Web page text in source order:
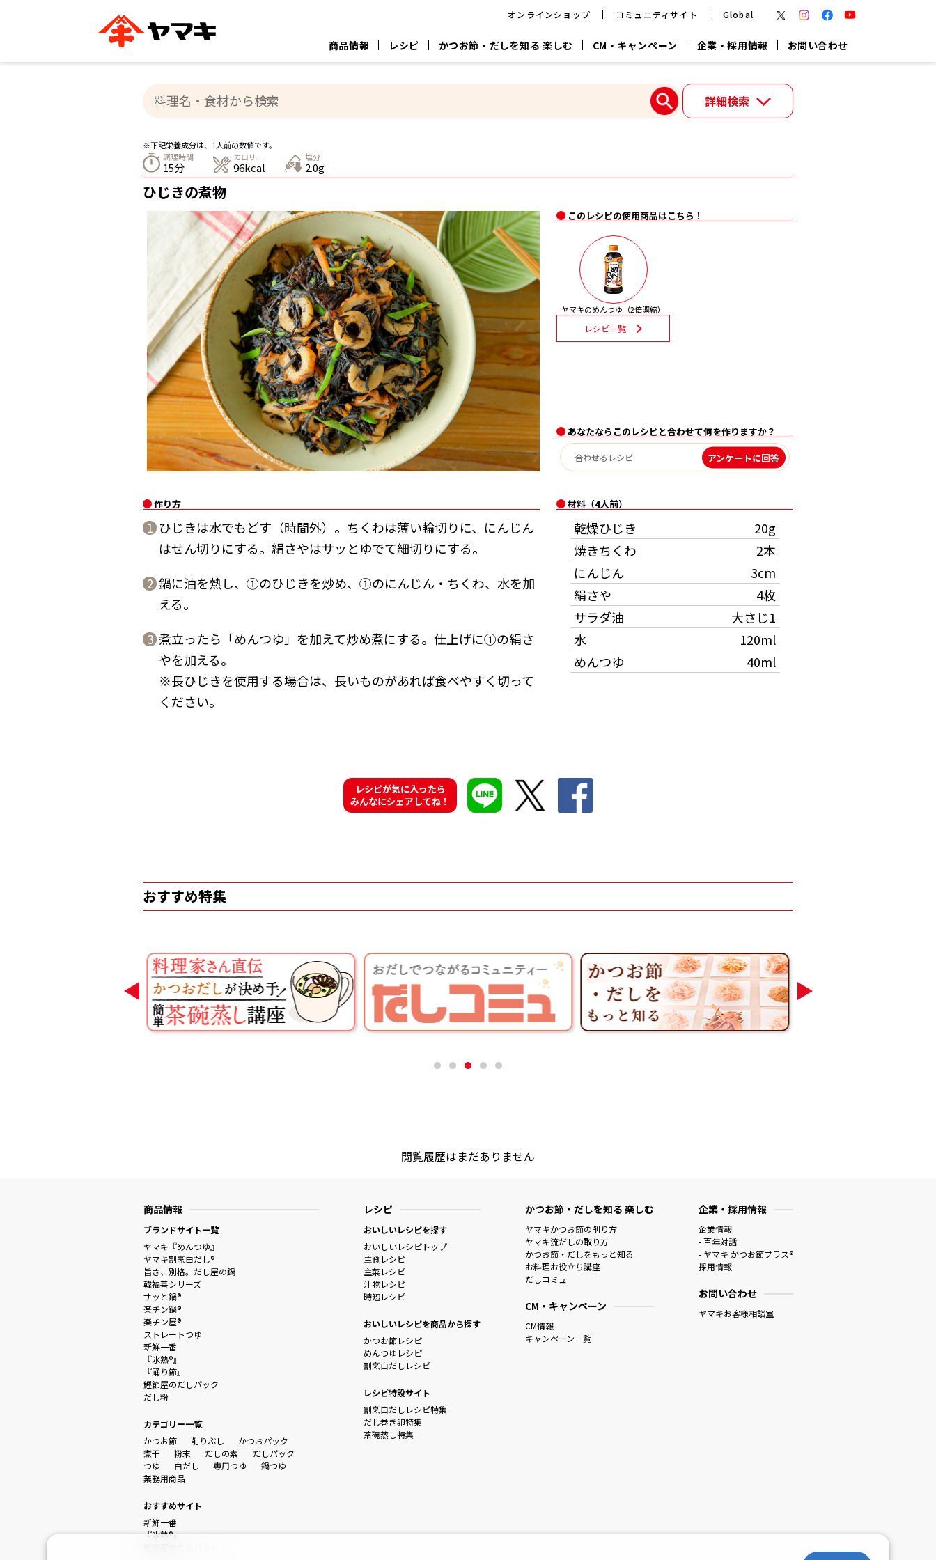
オンラインショップ コミュニティサイト Global
商品情報 レシピ かつお節・だしを知る 楽しむ CM・キャンペーン 企業・採用情報 お問い合わせ
ヤマキ
ヤマキ
楽チン鍋® 楽チン屋®
ストレート
つゆ
新鮮一番
カテゴリー別
削りぶし かつおパック 煮干 粉末 だしの素 だしパック 白だし
おいしいレシピTOP
汁物レシピ
レシピ特設サイト
ヤマキかつお節の削り方 ヤマキ流だしの取り方
企業情報
ジョブリターン制
詳細検索
※下記栄養成分は、1人前の数値です。
調理時間
15分
カロリー
96kcal
塩分
2.0g
ひじきの煮物
このレシピの使用商品はこちら！
ヤマキのめんつゆ（2倍濃縮）
レシピ一覧
あなたならこのレシピと合わせて何を作りますか？
アンケートに回答
作り方
1 ひじきは水でもどす（時間外）。ちくわは薄い輪切りに、にんじん
はせん切りにする。絹さやはサッとゆでて細切りにする。
2 鍋に油を熱し、①のひじきを炒め、①のにんじん・ちくわ、水を加
える。
3 煮立ったら「めんつゆ」を加えて炒め煮にする。仕上げに①の絹さ
やを加える。
※長ひじきを使用する場合は、長いものがあれば食べやすく切って
ください。
材料（4人前）
乾燥ひじき
20g
焼きちくわ
2本
にんじん
3cm
絹さや
4枚
サラダ油
大さじ1
水
120ml
めんつゆ
40ml
レシピが気に入ったら
みんなにシェアしてね！
おすすめ特集
閲覧履歴はまだありません
商品情報
ブランドサイト一覧
ヤマキ『めんつゆ』
ヤマキ割烹白だし®
旨さ、別格。だし屋の鍋
韓福善シリーズ
サッと鍋®
楽チン鍋®
楽チン屋®
ストレートつゆ
新鮮一番
『氷熟®』
『踊り節』
鰹節屋のだしパック
だし粉
カテゴリー一覧
かつお節
削りぶし
かつおパック
煮干
粉末 だしの素
だしパック
つゆ
白だし 専用つゆ
鍋つゆ
業務用商品
おすすめサイト
新鮮一番
『氷熟®』
レシピ
おいしいレシピを探す
おいしいレシピトップ
主食レシピ
主菜レシピ
汁物レシピ
時短レシピ
おいしいレシピを商品から探す
かつお節レシピ
めんつゆレシピ
割烹白だしレシピ
レシピ特設サイト
割烹白だしレシピ特集
だし巻き卵特集
茶碗蒸し特集
かつお節・だしを知る 楽しむ
ヤマキかつお節の削り方
ヤマキ流だしの取り方
かつお節・だしをもっと知る
お料理お役立ち講座
だしコミュ
CM・キャンペーン
CM情報
キャンペーン一覧
企業・採用情報
企業情報
- 百年対話
- ヤマキ かつお節プラス®
採用情報
お問い合わせ
ヤマキお客様相談室